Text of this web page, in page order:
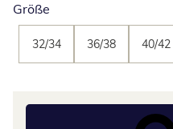
Größe
32/34 36/38 40/42